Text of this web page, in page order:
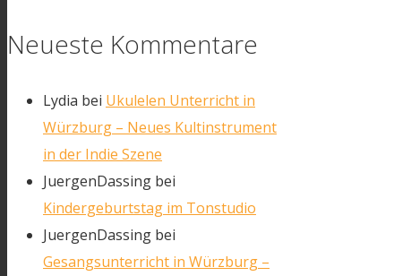
Neueste Kommentare
Lydia bei Ukulelen Unterricht in
Würzburg – Neues Kultinstrument
in der Indie Szene
JuergenDassing bei
Kindergeburtstag im Tonstudio
JuergenDassing bei
Gesangsunterricht in Würzburg –